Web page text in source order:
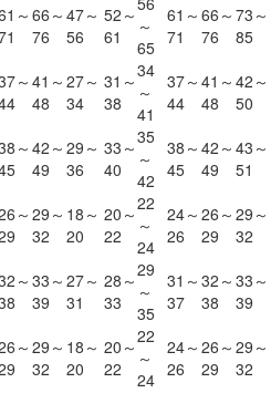
～66～
76
47～
56
52～
61
～
65
61～
71
66～
76
73～
85
～41～
48
27～
34
31～
38
34
～
41
37～
44
41～
48
42～
50
～42～
49
29～
36
33～
40
35
～
42
38～
45
42～
49
43～
51
～29～
32
18～
20
20～
22
22
～
24
24～
26
26～
29
29～
32
～33～
39
27～
31
28～
33
29
～
35
31～
37
32～
38
33～
39
～29～
32
18～
20
20～
22
22
～
24
24～
26
26～
29
29～
32